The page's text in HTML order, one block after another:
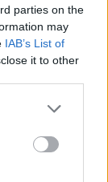
parties on the
may
IAB’s List of
it to other
Google
may click to
tags to
Google
a